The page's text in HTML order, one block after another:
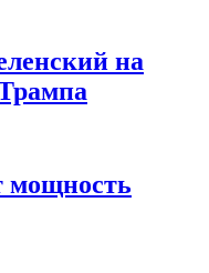
на
мощность